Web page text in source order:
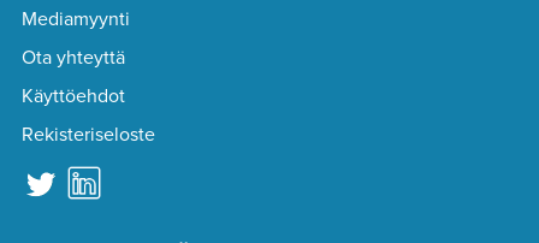
Mediamyynti
Ota yhteyttä
Käyttöehdot
Rekisteriseloste